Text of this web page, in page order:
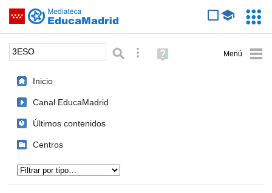
Saltar navegación
Palabra o frase: Búsqueda avanzada
Ayuda
(en
Inicio
Canal EducaMadrid
Últimos contenidos
Centros